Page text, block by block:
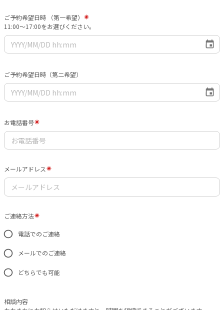
ご予約希望日時 （第一希望）
11:00～17:00をお選びください。
ご予約希望日時（第二希望）
お電話番号
メールアドレス
ご連絡方法
電話でのご連絡
メールでのご連絡
どちらでも可能
相談内容